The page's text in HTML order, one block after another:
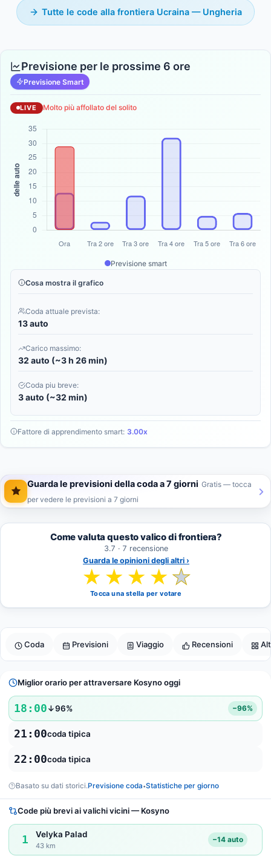
Tutte le code alla frontiera Ucraina — Ungheria
Coda Previsioni Viaggio Recensioni
Previsione per le prossime 6 ore
Previsione Smart
LIVE Molto più affollato del solito
Previsione smart
Cosa mostra il grafico
Coda attuale prevista:
13 auto
Carico massimo:
32 auto (~3 h 26 min)
Coda piu breve:
3 auto (~32 min)
Fattore di apprendimento smart: 3.00x
Guarda le previsioni della coda a 7 giorni Gratis — tocca
per vedere le previsioni a 7 giorni
Come valuta questo valico di frontiera?
3.7 · 7 recensione
Guarda le opinioni degli altri ›
★ ★ ★ ★ ★
Tocca una stella per votare
Miglior orario per attraversare Kosyno oggi
18:00↓96% −96%
21:00coda tipica
22:00coda tipica
Basato su dati storici.Previsione coda•Statistiche per giorno
Code più brevi ai valichi vicini — Kosyno
1 Velyka Palad
43 km
−14 auto